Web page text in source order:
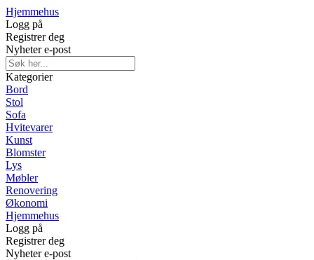
Hjemmehus
Logg på
Registrer deg
Nyheter e-post
Kategorier
Bord
Stol
Sofa
Hvitevarer
Kunst
Blomster
Lys
Møbler
Renovering
Økonomi
Hjemmehus
Logg på
Registrer deg
Nyheter e-post